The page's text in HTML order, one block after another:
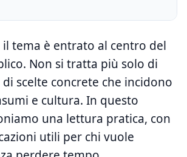
tema è entrato al centro del
Non si tratta più solo di
scelte concrete che incidono
e cultura. In questo
una lettura pratica, con
utili per chi vuole